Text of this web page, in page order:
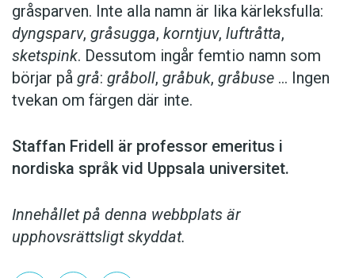
gråsparven. Inte alla namn är lika kärleks­fulla:
dyngsparv, gråsugga, korntjuv, luftråtta,
sketspink. Dessutom ingår femtio namn som
börjar på grå: gråboll, gråbuk, gråbuse … Ingen
tvekan om färgen där inte.
Staffan Fridell är ­professor ­emeritus i
nordiska språk vid ­Uppsala universitet.
Innehållet på denna webbplats är
upphovsrättsligt skyddat.